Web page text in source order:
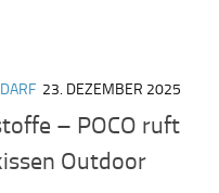
23. DEZEMBER 2025
– POCO ruft
Outdoor